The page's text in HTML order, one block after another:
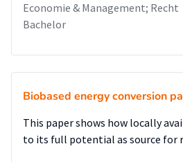
Economie & Management; Recht
Bachelor
Biobased energy conversion
This paper shows how locally
to its full potential as source for